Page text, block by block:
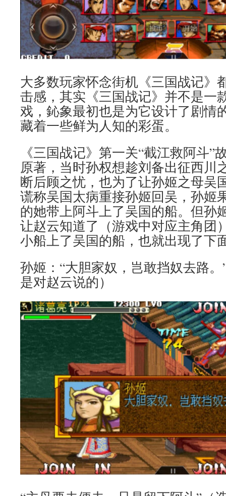
大多数玩家怀念街机《三国战记》
击感，其实《三国战记》并不是一
戏，鈊象最初也是为它设计了剧情
藏着一些鲜为人知的彩蛋。
《三国战记》第一关“截江救阿斗”
原著，当时孙权想趁刘备出征西川
断后顾之忧，也为了让孙姬之母吴
谎称吴国太病重接孙姬回吴，孙姬
的她带上阿斗上了吴国的船。但孙
让赵云知道了（游戏中对应主角团
小船上了吴国的船，也就出现了下
孙姬：“大胆家奴，岂敢挡奴去路
是对赵云说的）